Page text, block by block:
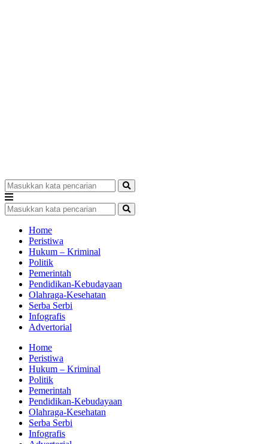
Home
Peristiwa
Hukum – Kriminal
Politik
Pemerintah
Pendidikan-Kebudayaan
Olahraga-Kesehatan
Serba Serbi
Infografis
Advertorial
Home
Peristiwa
Hukum – Kriminal
Politik
Pemerintah
Pendidikan-Kebudayaan
Olahraga-Kesehatan
Serba Serbi
Infografis